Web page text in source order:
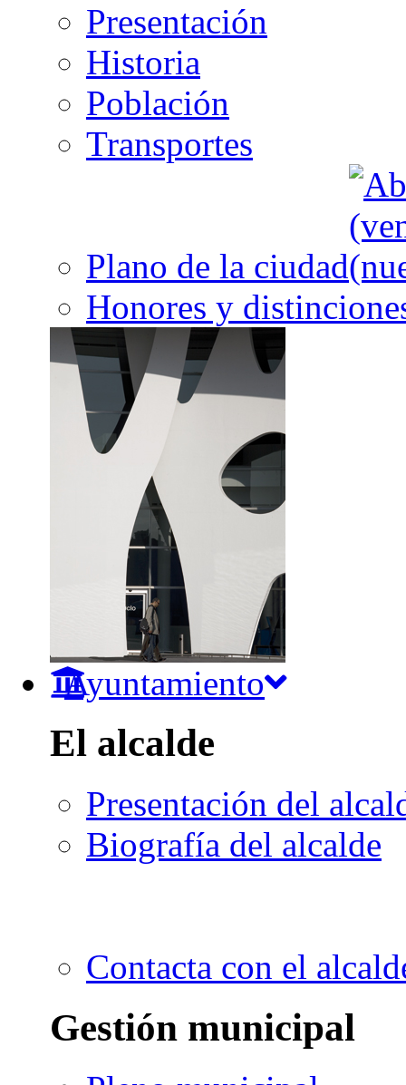
Presentación
Historia
Población
Transportes
Plano de la ciudad
Honores y
Ayuntamiento
El alcalde
Presentación del
Biografía del alcalde
Contacta con el
Gestión municipal